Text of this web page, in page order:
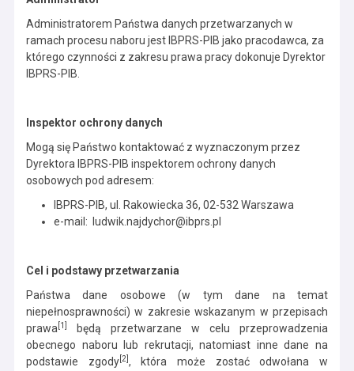
Administratorem Państwa danych przetwarzanych w
ramach procesu naboru jest IBPRS-PIB jako pracodawca, za
którego czynności z zakresu prawa pracy dokonuje Dyrektor
IBPRS-PIB.
Inspektor ochrony danych
Mogą się Państwo kontaktować z wyznaczonym przez
Dyrektora IBPRS-PIB inspektorem ochrony danych
osobowych pod adresem:
IBPRS-PIB, ul. Rakowiecka 36, 02-532 Warszawa
e-mail: ludwik.najdychor@ibprs.pl
Cel i podstawy przetwarzania
Państwa dane osobowe (w tym dane na temat
niepełnosprawności) w zakresie wskazanym w przepisach
prawa [1]
będą przetwarzane w celu przeprowadzenia
obecnego naboru lub rekrutacji, natomiast inne dane na
podstawie zgody[2], która może zostać odwołana w